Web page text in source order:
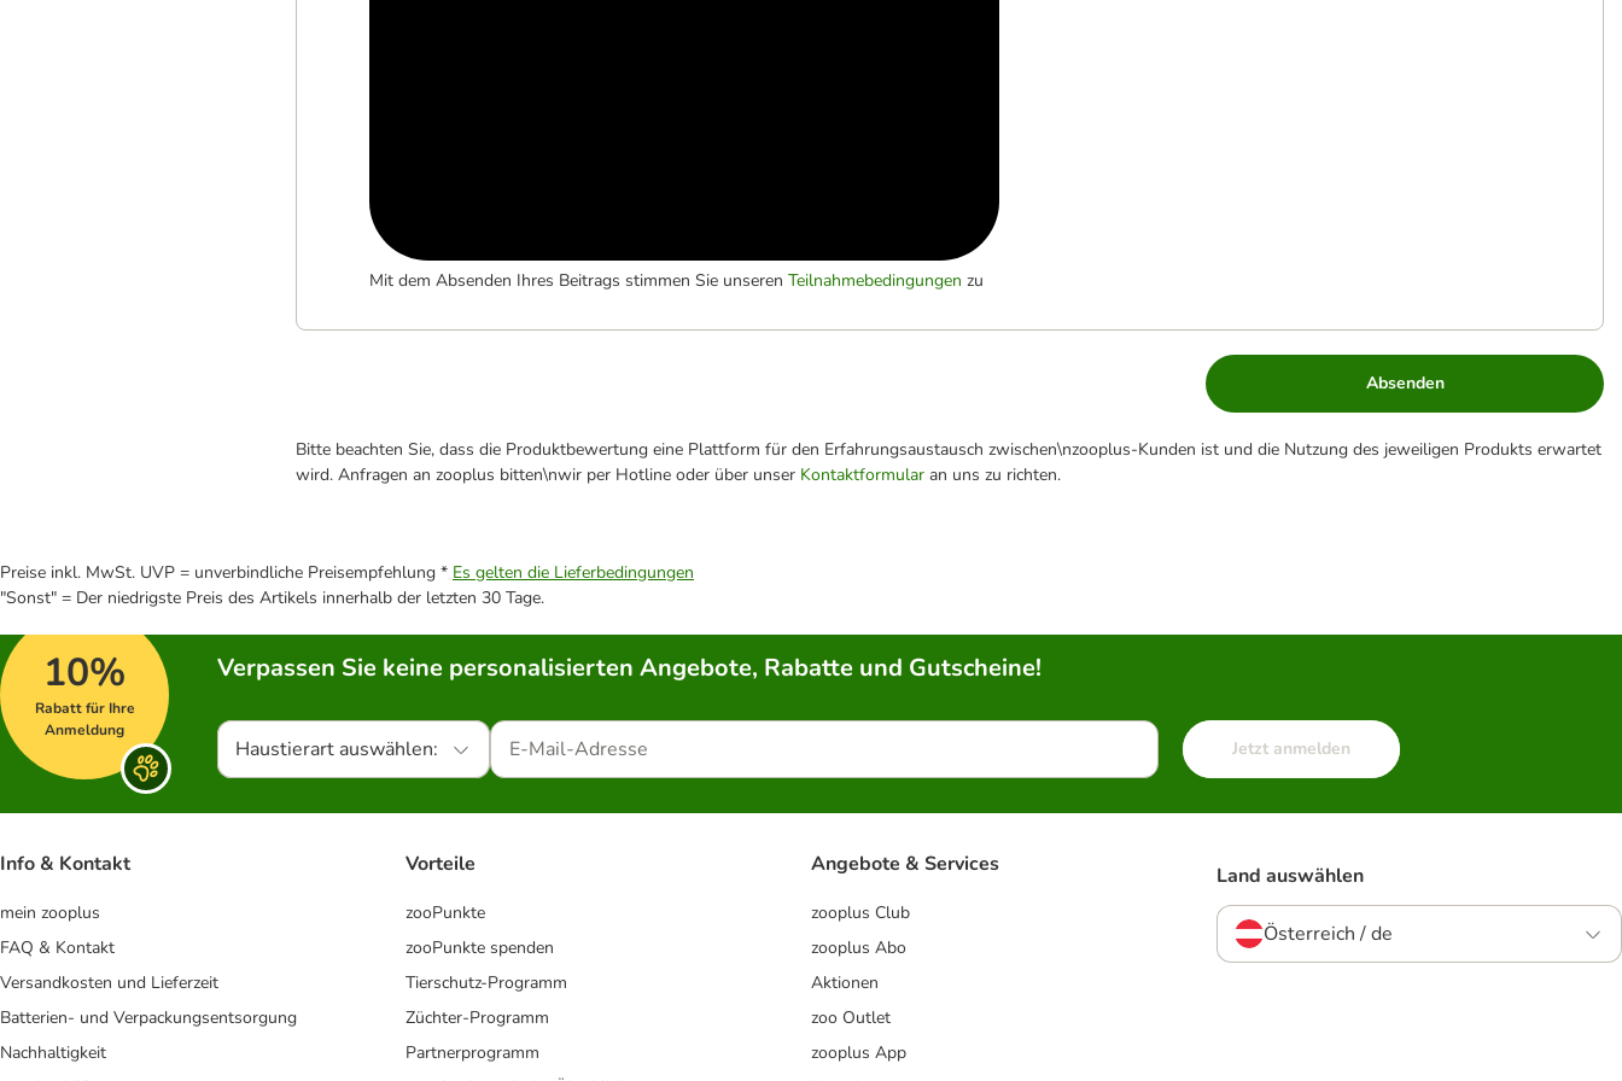
Mit dem Absenden Ihres Beitrags stimmen Sie unseren Teilnahmebedingungen zu
Absenden
Bitte beachten Sie, dass die Produktbewertung eine Plattform für den Erfahrungsaustausch zwischen\nzooplus-Kunden ist und die Nutzung des jeweiligen Produkts erwartet
wird. Anfragen an zooplus bitten\nwir per Hotline oder über unser Kontaktformular an uns zu richten.
Preise inkl. MwSt. UVP = unverbindliche Preisempfehlung * Es gelten die Lieferbedingungen
"Sonst" = Der niedrigste Preis des Artikels innerhalb der letzten 30 Tage.
10%
Rabatt für Ihre
Anmeldung
Verpassen Sie keine personalisierten Angebote, Rabatte und Gutscheine!
Haustierart auswählen: Jetzt anmelden
Info & Kontakt
mein zooplus
FAQ & Kontakt
Versandkosten und Lieferzeit
Batterien- und Verpackungsentsorgung
Nachhaltigkeit
Vorteile
zooPunkte
zooPunkte spenden
Tierschutz-Programm
Züchter-Programm
Partnerprogramm
Angebote & Services
zooplus Club
zooplus Abo
Aktionen
zoo Outlet
zooplus App
Land auswählen
Österreich / de